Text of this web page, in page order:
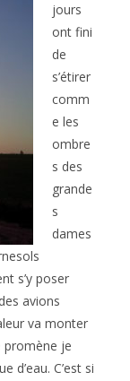
jours
ont fini
de
s’étirer
comm
e les
ombre
s des
grande
s
dames
s’y poser
avions
va monter
promène je
d’eau. C’est si